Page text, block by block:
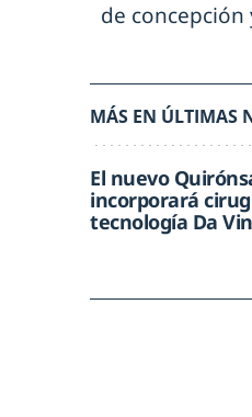
de concepción
MÁS EN ÚLTIMAS
El nuevo
incorporará
tecnología Da